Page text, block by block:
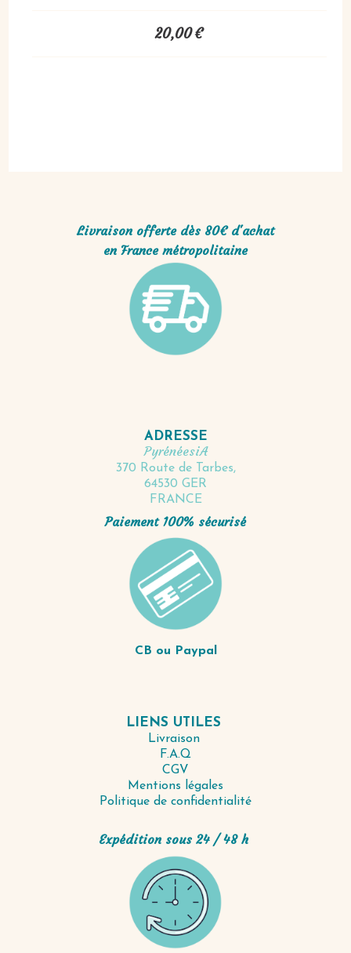
20,00€
Livraison offerte dès 80€ d'achat
en France métropolitaine
ADRESSE
PyrénéesiA
370 Route de Tarbes,
64530 GER
FRANCE
Paiement 100% sécurisé
CB ou Paypal
LIENS UTILES
Livraison
F.A.Q
CGV
Mentions légales
Politique de confidentialité
Expédition sous 24 / 48 h